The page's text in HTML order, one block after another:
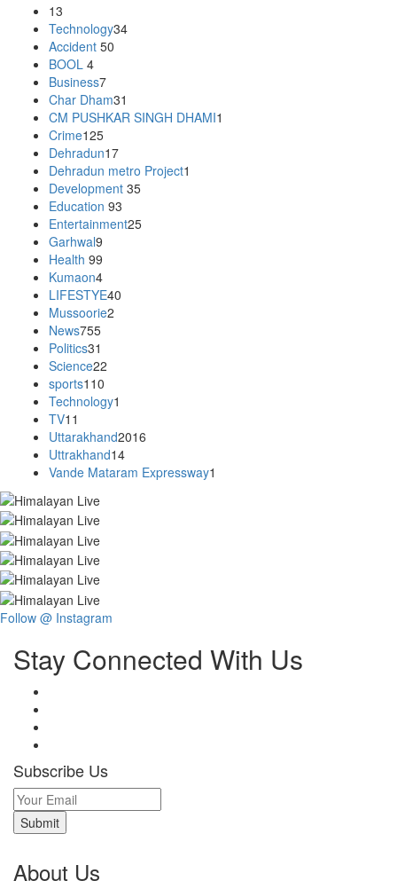
13
Technology34
Accident 50
BOOL 4
Business7
Char Dham31
CM PUSHKAR SINGH DHAMI1
Crime125
Dehradun17
Dehradun metro Project1
Development 35
Education 93
Entertainment25
Garhwal9
Health 99
Kumaon4
LIFESTYE40
Mussoorie2
News755
Politics31
Science22
sports110
Technology1
TV11
Uttarakhand2016
Uttrakhand14
Vande Mataram Expressway1
Follow @ Instagram
Stay Connected With Us
Subscribe Us
About Us